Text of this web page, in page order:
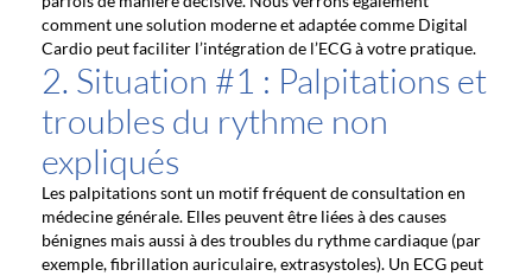
comment une solution moderne et adaptée comme Digital
Cardio peut faciliter l’intégration de l’ECG à votre pratique.
2. Situation #1 : Palpitations et
troubles du rythme non
expliqués
Les palpitations sont un motif fréquent de consultation en
médecine générale. Elles peuvent être liées à des causes
bénignes mais aussi à des troubles du rythme cardiaque (par
exemple, fibrillation auriculaire, extrasystoles). Un ECG peut